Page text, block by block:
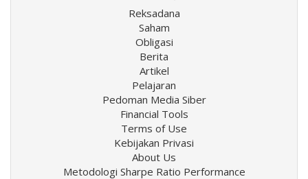
Reksadana
Saham
Obligasi
Berita
Artikel
Pelajaran
Pedoman Media Siber
Financial Tools
Terms of Use
Kebijakan Privasi
About Us
Metodologi Sharpe Ratio Performance